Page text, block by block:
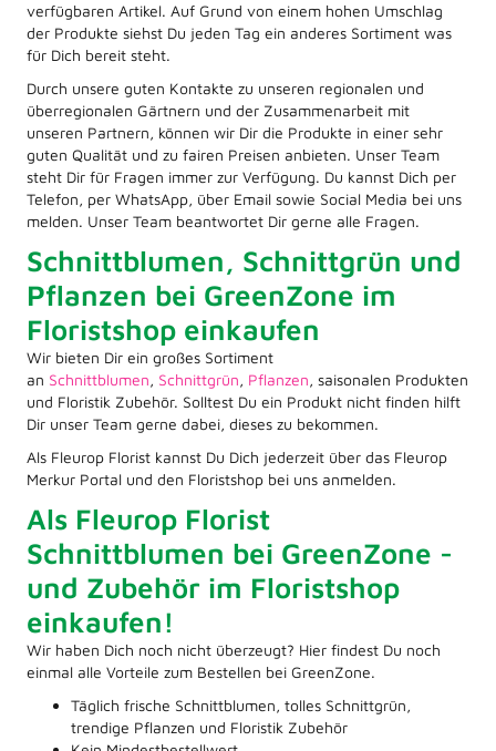
verfügbaren Artikel. Auf Grund von einem hohen Umschlag
der Produkte siehst Du jeden Tag ein anderes Sortiment was
für Dich bereit steht.
Durch unsere guten Kontakte zu unseren regionalen und
überregionalen Gärtnern und der Zusammenarbeit mit
unseren Partnern, können wir Dir die Produkte in einer sehr
guten Qualität und zu fairen Preisen anbieten. Unser Team
steht Dir für Fragen immer zur Verfügung. Du kannst Dich per
Telefon, per WhatsApp, über Email sowie Social Media bei uns
melden. Unser Team beantwortet Dir gerne alle Fragen.
Schnittblumen, Schnittgrün und
Pflanzen bei GreenZone im
Floristshop einkaufen
Wir bieten Dir ein großes Sortiment
an Schnittblumen, Schnittgrün, Pflanzen, saisonalen Produkten
und Floristik Zubehör. Solltest Du ein Produkt nicht finden hilft
Dir unser Team gerne dabei, dieses zu bekommen.
Als Fleurop Florist kannst Du Dich jederzeit über das Fleurop
Merkur Portal und den Floristshop bei uns anmelden.
Als Fleurop Florist
Schnittblumen bei GreenZone -
und Zubehör im Floristshop
einkaufen!
Wir haben Dich noch nicht überzeugt? Hier findest Du noch
einmal alle Vorteile zum Bestellen bei GreenZone.
Täglich frische Schnittblumen, tolles Schnittgrün,
trendige Pflanzen und Floristik Zubehör